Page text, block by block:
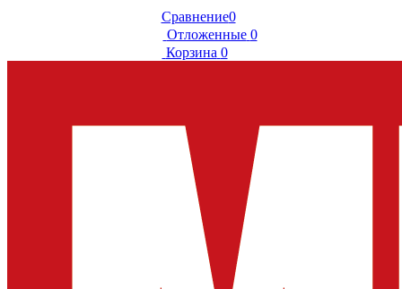
Сравнение0
Отложенные 0
Корзина 0